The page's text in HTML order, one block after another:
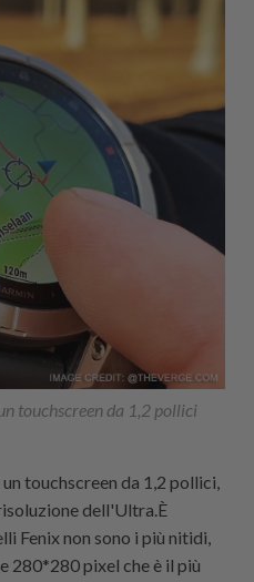
touchscreen da 1,2 pollici
touchscreen da 1,2 pollici,
dell'Ultra.È
Fenix non sono i più nitidi,
280*280 pixel che è il più